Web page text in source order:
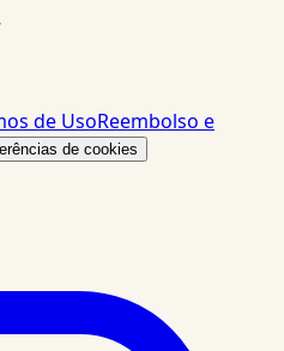
de UsoReembolso e
de cookies